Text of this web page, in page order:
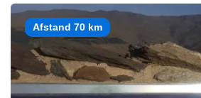
Afstand 70 km